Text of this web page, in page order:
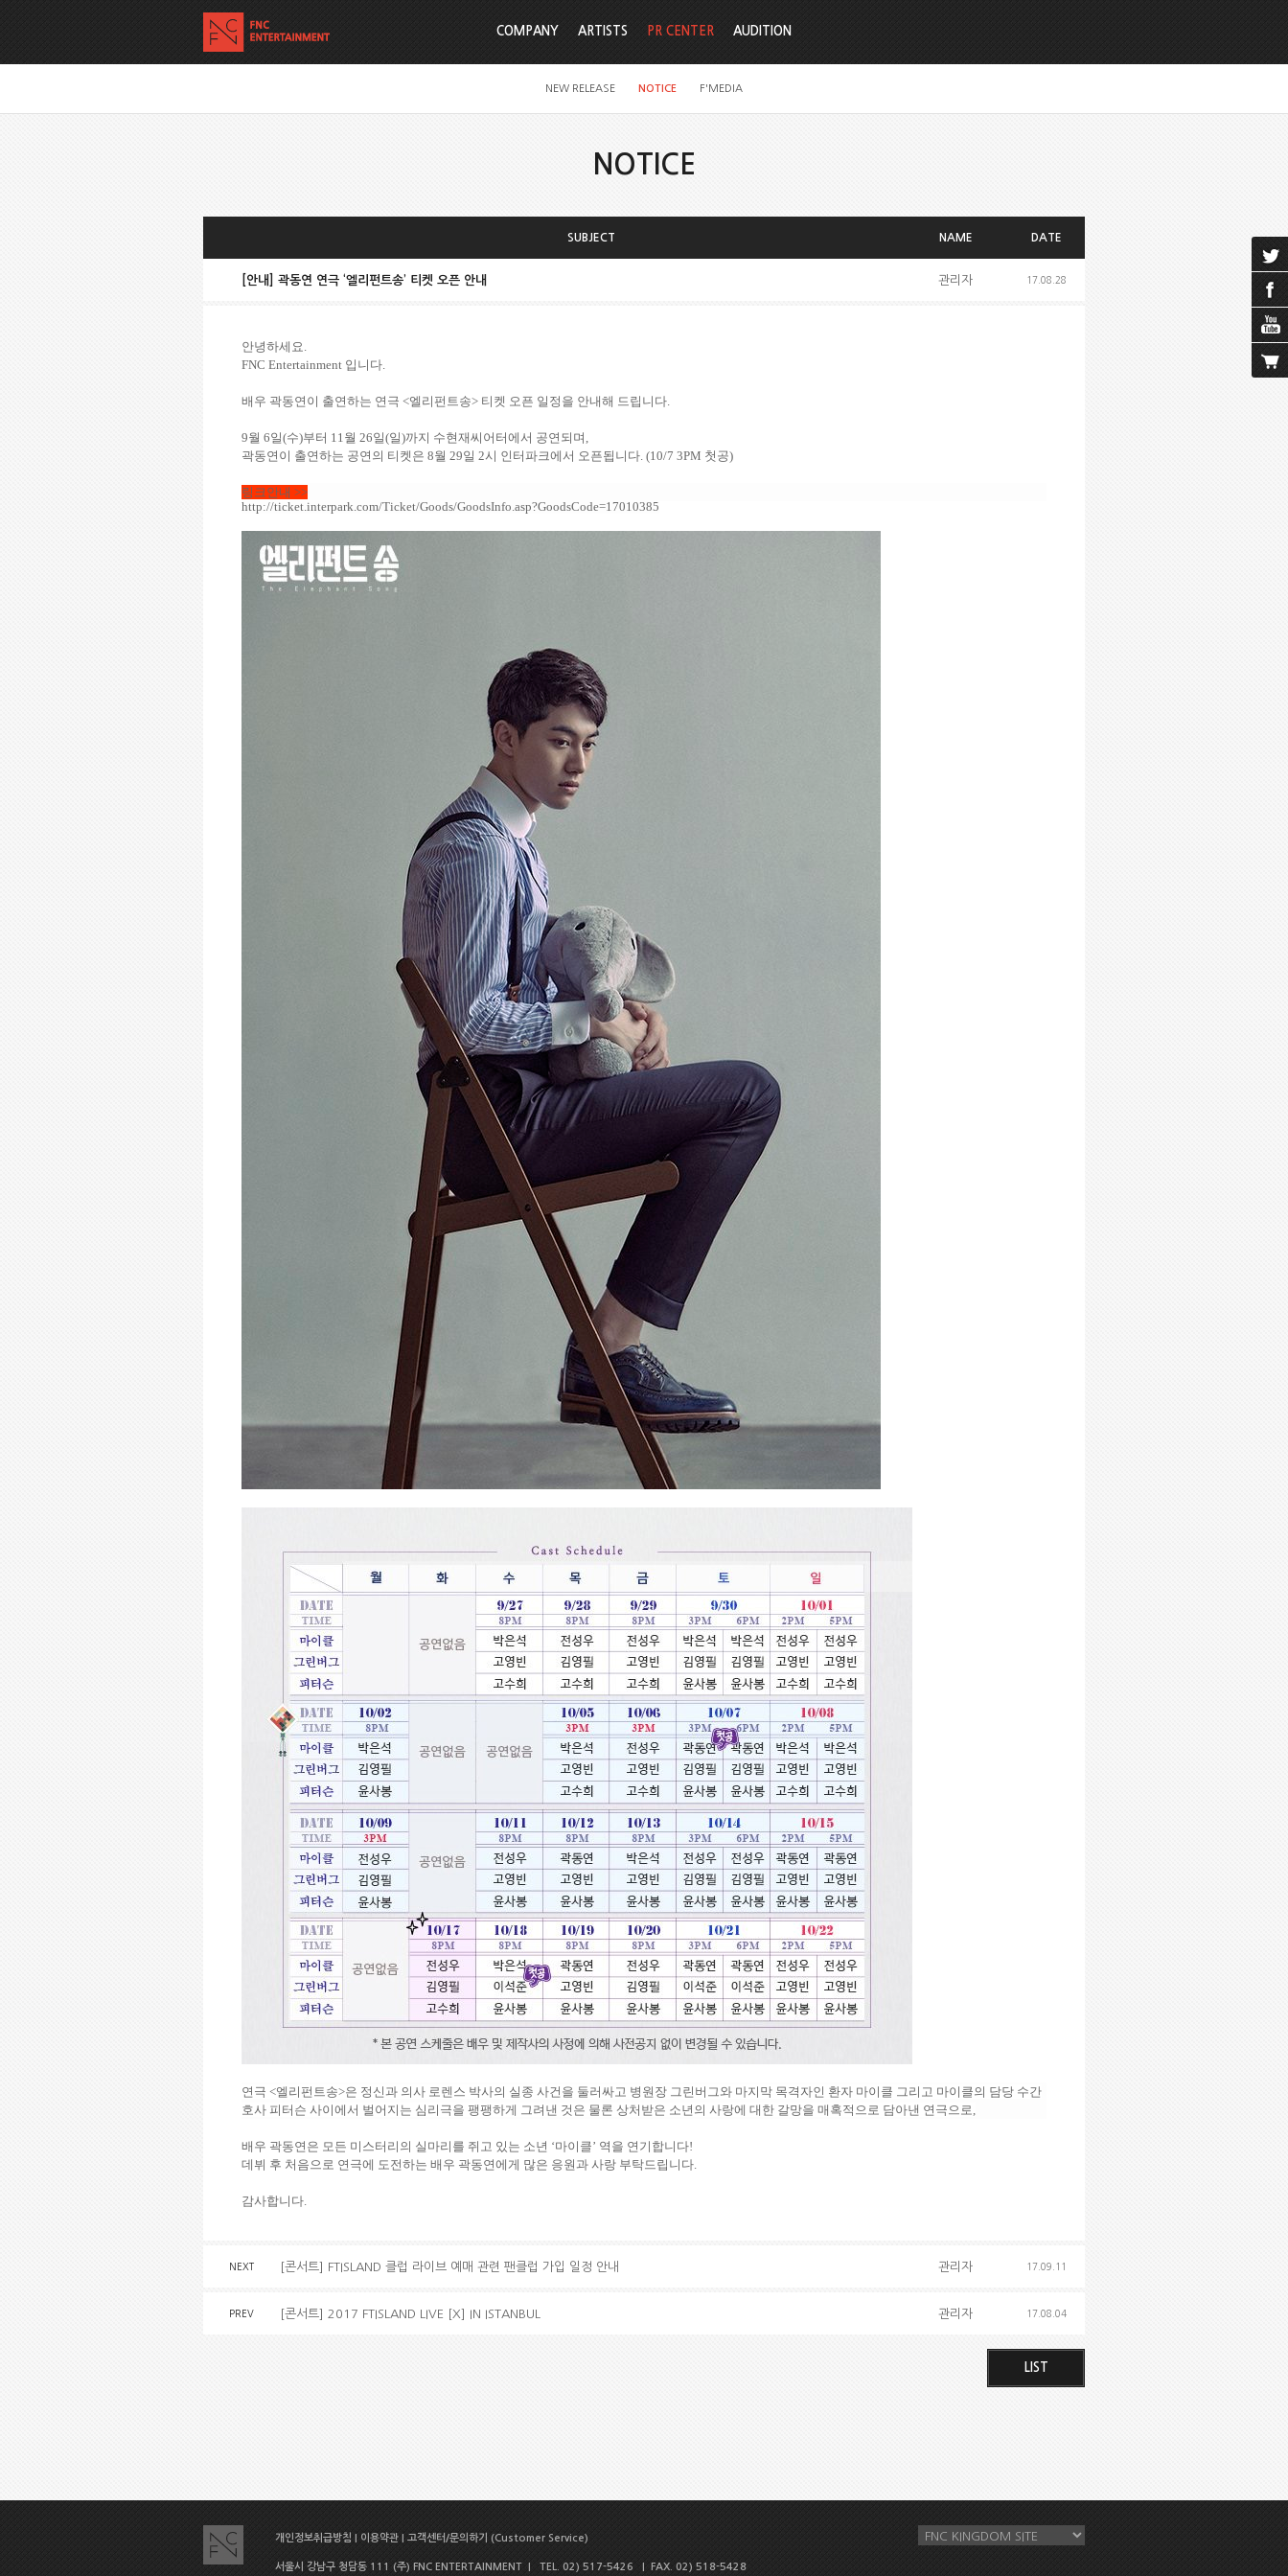
COMPANY ARTISTS PR CENTER
NEW RELEASE NOTICE F'MEDIA
AUDITION
NOTICE
SUBJECT NAME DATE
[안내] 곽동연 연극 ‘엘리펀트송’ 티켓 오픈 안내 관리자 17.08.28
안녕하세요.
FNC Entertainment 입니다.
배우 곽동연이 출연하는 연극 <엘리펀트송> 티켓 오픈 일정을 안내해 드립니다.
9월 6일(수)부터 11월 26일(일)까지 수현재씨어터에서 공연되며 ,
곽동연이 출연하는 공연의 티켓은 8월 29일 2시 인터파크에서 오픈됩니다. (10/7 3PM 첫공)
링크안내 >>
http://ticket.interpark.com/Ticket/Goods/GoodsInfo.asp?GoodsCode=17010385
연극 <엘리펀트송>은 정신과 의사 로렌스 박사의 실종 사건을 둘러싸고 병원장 그린버그와 마지막 목격자인 환자 마이클 그리고 마이클의 담당 수간
호사 피터슨 사이에서 벌어지는 심리극을 팽팽하게 그려낸 것은 물론 상처받은 소년의 사랑에 대한 갈망을 매혹적으로 담아낸 연극으로,
배우 곽동연은 모든 미스터리의 실마리를 쥐고 있는 소년 ‘마이클’ 역을 연기합니다!
데뷔 후 처음으로 연극에 도전하는 배우 곽동연에게 많은 응원과 사랑 부탁드립니다.
감사합니다.
NEXT [콘서트] FTISLAND 클럽 라이브 예매 관련 팬클럽 가입 일정 안내 관리자 17.09.11
PREV [콘서트] 2017 FTISLAND LIVE [X] IN ISTANBUL 관리자 17.08.04
LIST
개인정보취급방침 이용약관 고객센터/문의하기 (Customer Service)
서울시 강남구 청담동 111 (주) FNC ENTERTAINMENT | TEL. 02) 517-5426 | FAX. 02) 518-5428